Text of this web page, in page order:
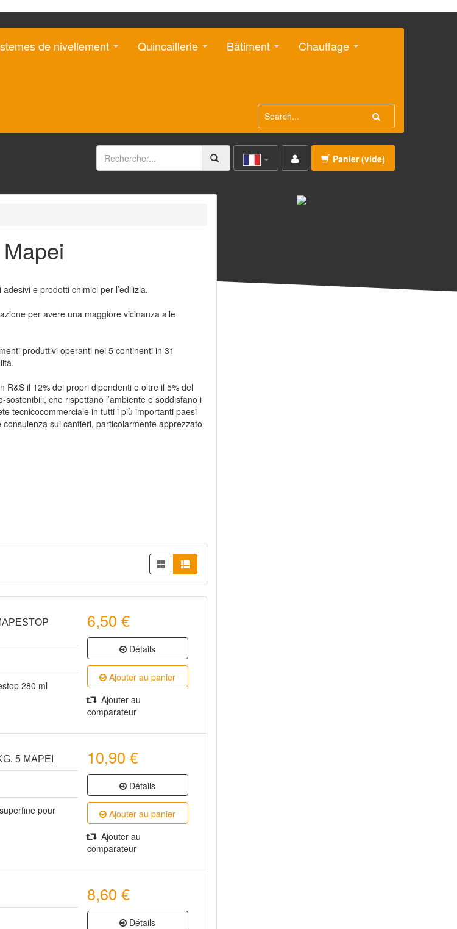
de nivellement Quincaillerie Bâtiment Chauffage
Panier(vide)
e prodotti chimici per l’edilizia.
per avere una maggiore vicinanza alle
produttivi operanti nei 5 continenti in 31
il 12% dei propri dipendenti e oltre il 5% del
che rispettano l’ambiente e soddisfano i
tecnicocommerciale in tutti i più importanti paesi
sui cantieri, particolarmente apprezzato
280 ml
6,50 €
Détails
Ajouter au panier
Ajouter au
comparateur
5 MAPEI
pour
10,90 €
Détails
Ajouter au panier
Ajouter au
comparateur
8,60 €
Détails